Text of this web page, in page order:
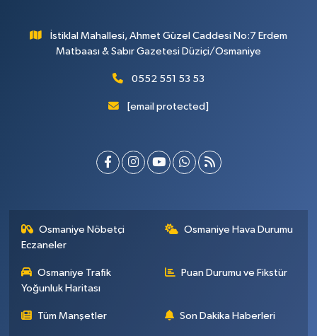
İstiklal Mahallesi, Ahmet Güzel Caddesi No:7 Erdem
Matbaası & Sabır Gazetesi Düziçi/Osmaniye
0552 551 53 53
[email protected]
Osmaniye Nöbetçi
Eczaneler
Osmaniye Hava Durumu
Osmaniye Trafik
Yoğunluk Haritası
Puan Durumu ve Fikstür
Tüm Manşetler Son Dakika Haberleri